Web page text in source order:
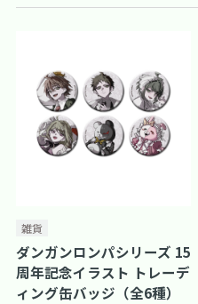
雑貨
ダンガンロンパシリーズ 15
周年記念イラスト トレーデ
ィング缶バッジ（全6種）